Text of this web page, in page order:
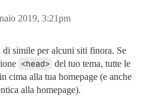
2019, 3:21pm
di simile per alcuni siti finora. Se
<head> del tuo tema, tutte le
cima alla tua homepage (e anche
alla homepage).